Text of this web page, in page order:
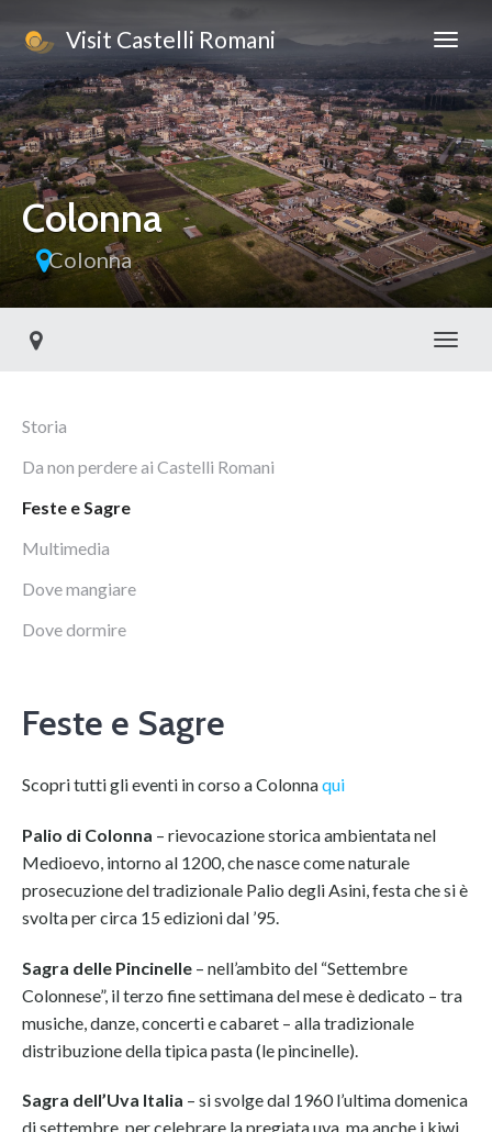
Visit Castelli Romani
Colonna
Colonna
Storia
Da non perdere ai Castelli Romani
Feste e Sagre
Multimedia
Dove mangiare
Dove dormire
Feste e Sagre
Scopri tutti gli eventi in corso a Colonnaqui
Palio di Colonna – rievocazione storica ambientata nel
Medioevo, intorno al 1200, che nasce come naturale
prosecuzione del tradizionale Palio degli Asini, festa che si è
svolta per circa 15 edizioni dal ’95.
Sagra delle Pincinelle – nell’ambito del “Settembre
Colonnese”, il terzo fine settimana del mese è dedicato – tra
musiche, danze, concerti e cabaret – alla tradizionale
distribuzione della tipica pasta (le pincinelle).
Sagra dell’Uva Italia – si svolge dal 1960 l’ultima domenica
di settembre, per celebrare la pregiata uva, ma anche i kiwi